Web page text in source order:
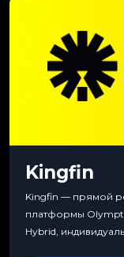
Kingfin
Kingfin — прямой
платформы
Hybrid,